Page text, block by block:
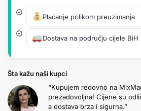
Plaćanje prilikom preuzimanja
Dostava na području cijele BiH
Šta kažu naši kupci
“Kupujem redovno na
prezadovoljna! Cijene su
a dostava brza i sigurna.”